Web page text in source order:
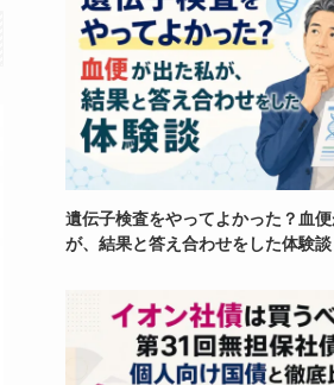
遺伝子検査をやってよかった？血
が、結果と答え合わせをした体験談